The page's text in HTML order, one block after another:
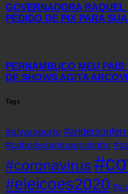
GOVERNADORA
PEDIDO DE PIX PARA
PERNAMBUCO MEU
DE SHOWS AGITA
Tags
#alvaroporto
#cabodesantoagostinho
#coronavirus
#eleicoes2020